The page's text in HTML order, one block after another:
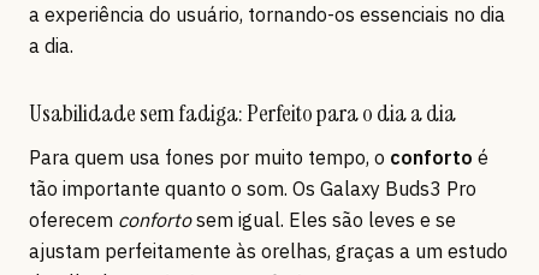
a experiência do usuário, tornando-os essenciais no dia
a dia.
Usabilidade sem fadiga: Perfeito para o dia a dia
Para quem usa fones por muito tempo, o conforto é
tão importante quanto o som. Os Galaxy Buds3 Pro
oferecem confortosem igual. Eles são leves e se
ajustam perfeitamente às orelhas, graças a um estudo